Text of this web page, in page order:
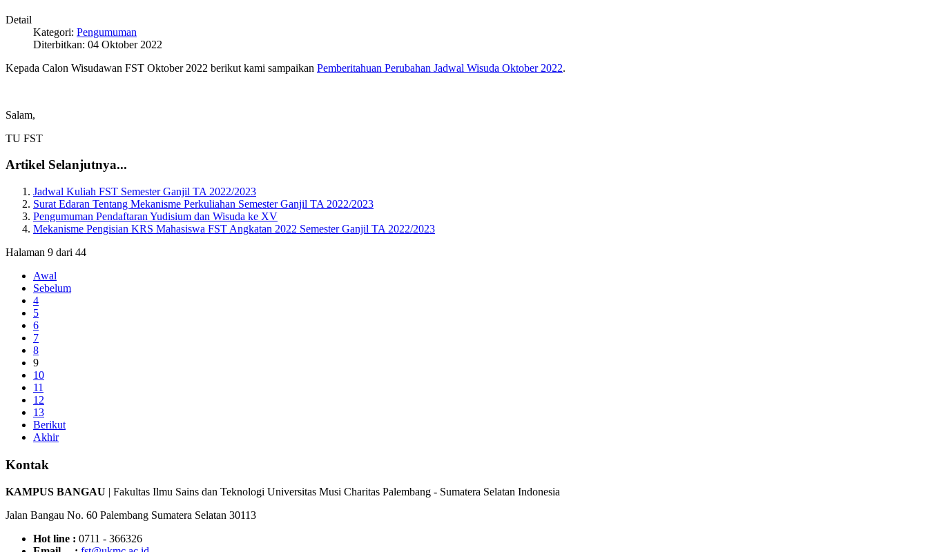
Detail
Kategori: Pengumuman
Diterbitkan: 04 Oktober 2022
Kepada Calon Wisudawan FST Oktober 2022 berikut kami sampaikan Pemberitahuan Perubahan Jadwal Wisuda Oktober 2022.
Salam,
TU FST
Artikel Selanjutnya...
Jadwal Kuliah FST Semester Ganjil TA 2022/2023
Surat Edaran Tentang Mekanisme Perkuliahan Semester Ganjil TA 2022/2023
Pengumuman Pendaftaran Yudisium dan Wisuda ke XV
Mekanisme Pengisian KRS Mahasiswa FST Angkatan 2022 Semester Ganjil TA 2022/2023
Halaman 9 dari 44
Awal
Sebelum
4
5
6
7
8
9
10
11
12
13
Berikut
Akhir
Kontak
KAMPUS BANGAU | Fakultas Ilmu Sains dan Teknologi Universitas Musi Charitas Palembang - Sumatera Selatan Indonesia
Jalan Bangau No. 60 Palembang Sumatera Selatan 30113
Hot line : 0711 - 366326